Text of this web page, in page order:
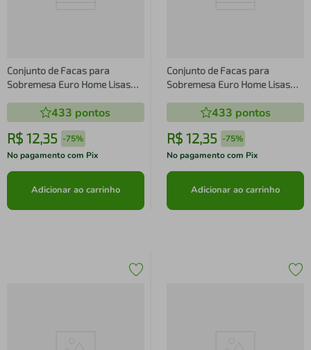
Conjunto de Facas para
Sobremesa Euro Home Lisas
433 pontos
R$ 12,35 -75%
No pagamento com Pix
Adicionar ao carrinho
Conjunto de Facas para
Sobremesa Euro Home Lisas
433 pontos
R$ 12,35 -75%
No pagamento com Pix
Adicionar ao carrinho